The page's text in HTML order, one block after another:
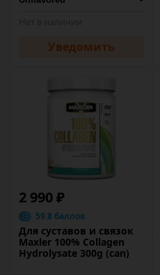
Уведомить
2 990 ₽
59.8 баллов
Для суставов и связок
Maxler 100% Сollagen
Hydrolysate 300g (can)